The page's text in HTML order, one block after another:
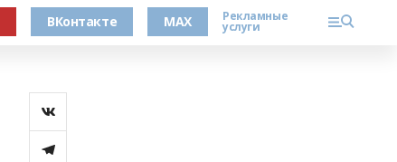
ВКонтакте MAX Рекламные
услуги